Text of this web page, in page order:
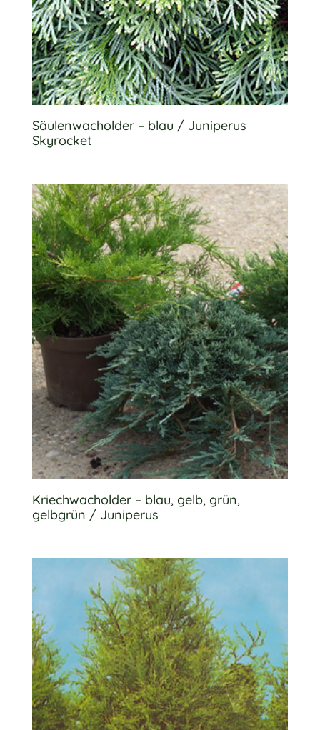
Säulenwacholder – blau / Juniperus
Skyrocket
Kriechwacholder – blau, gelb, grün,
gelbgrün / Juniperus